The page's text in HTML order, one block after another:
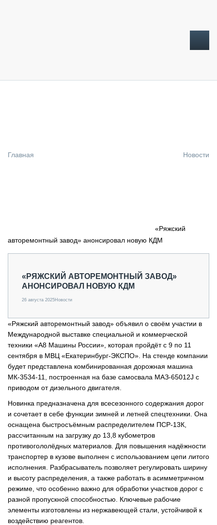
СПЕЦПРОЕКТЫ
О ПРОЕКТЕ
Главная Новости
«Ряжский
авторемонтный завод» анонсировал новую КДМ
«РЯЖСКИЙ АВТОРЕМОНТНЫЙ ЗАВОД»
АНОНСИРОВАЛ НОВУЮ КДМ
26 августа 2025Новости
«Ряжский авторемонтный завод» объявил о своём участии в
Международной выставке специальной и коммерческой
техники «А8 Машины России», которая пройдёт с 9 по 11
сентября в МВЦ «Екатеринбург-ЭКСПО». На стенде компании
будет представлена комбинированная дорожная машина
МК-3534-11, построенная на базе самосвала МАЗ-65012J с
приводом от дизельного двигателя.
Новинка предназначена для всесезонного содержания дорог
и сочетает в себе функции зимней и летней спецтехники. Она
оснащена быстросъёмным распределителем ПСР-13К,
рассчитанным на загрузку до 13,8 кубометров
противогололёдных материалов. Для повышения надёжности
транспортер в кузове выполнен с использованием цепи литого
исполнения. Разбрасыватель позволяет регулировать ширину
и высоту распределения, а также работать в асимметричном
режиме, что особенно важно для обработки участков дорог с
разной пропускной способностью. Ключевые рабочие
элементы изготовлены из нержавеющей стали, устойчивой к
воздействию реагентов.